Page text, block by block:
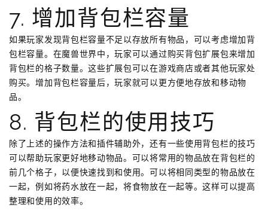
7. 增加背包栏容量
如果玩家发现背包栏容量不足以存放所有物品，可以考虑增加背
包栏容量。在魔兽世界中，玩家可以通过购买背包扩展包来增加
背包栏的格子数量。这些扩展包可以在游戏商店或者其他玩家处
购买。增加背包栏容量后，玩家就可以更方便地存放和移动物
品。
8. 背包栏的使用技巧
除了上述的操作方法和插件辅助外，还有一些使用背包栏的技巧
可以帮助玩家更好地移动物品。可以将常用的物品放在背包栏的
前几个格子，以便快速找到和使用。可以将相同类型的物品放在
一起，例如将药水放在一起，将食物放在一起等。这样可以提高
整理和使用的效率。